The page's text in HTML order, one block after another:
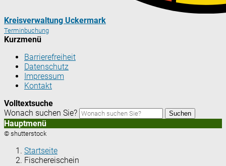
Kreisverwaltung Uckermark
Terminbuchung
Kurzmenü
Barrierefreiheit
Datenschutz
Impressum
Kontakt
Volltextsuche
Wonach suchen Sie?
Suchen
Hauptmenü
© shutterstock
Startseite
Fischereischein